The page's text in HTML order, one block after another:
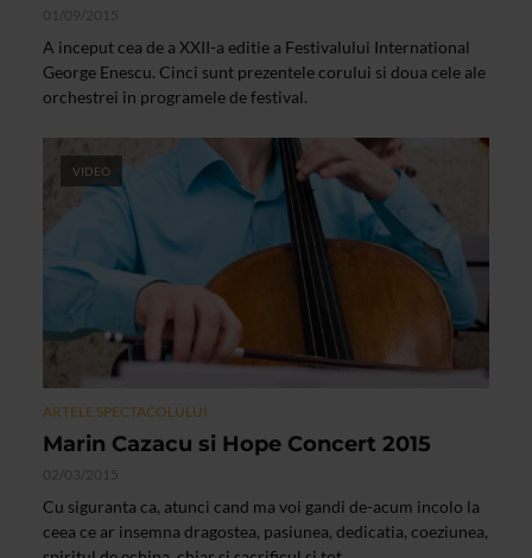
01/09/2015
A inceput cea de a XXII-a editie a Festivalului International
George Enescu. Cinci sunt prezentele corului si doua cele ale
orchestrei in programele de festival.
VIDEO
ARTELE SPECTACOLULUI
Marin Cazacu si Hope Concert 2015
02/03/2015
Cu siguranta ca, atunci cand ma voi gandi de-acum incolo la
ceea ce ar insemna dragostea, pasiunea, dedicatia, coeziunea,